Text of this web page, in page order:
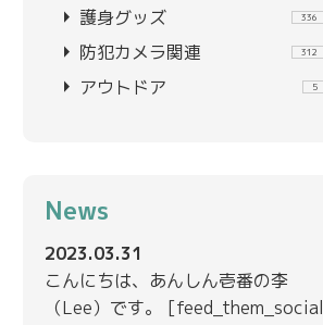
arrow_right 護身グッズ 336
arrow_right 防犯カメラ関連 312
arrow_right アウトドア 5
News
2023.03.31
こんにちは、あんしん壱番の李
（Lee）です。 [feed_them_social